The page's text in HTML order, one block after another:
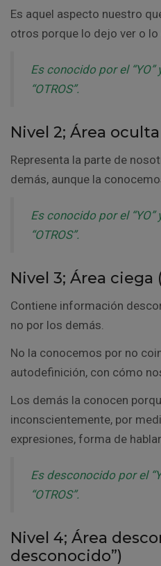
Es aquel aspecto nuestro
otros porque lo dejo ver o
Es conocido por el
“OTROS”.
Nivel 2; Área oculta
Representa la parte de
demás, aunque la
Es conocido por el
“OTROS”.
Nivel 3; Área ciega
Contiene información
no por los demás.
No la conocemos por no
autodefinición, con cómo
Los demás la conocen
inconscientemente, por
expresiones, forma de
Es desconocido por el
“OTROS”.
Nivel 4; Área
desconocido”)